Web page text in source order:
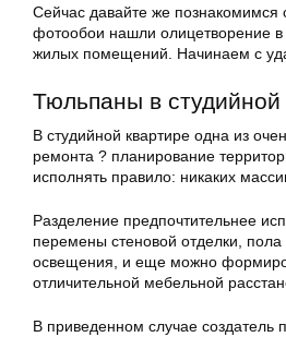
Сейчас давайте же познакомимся
фотообои нашли олицетворение
жилых помещений. Начинаем с
Тюльпаны в студийной
В студийной квартире одна из
ремонта ? планирование
исполнять правило: никаких
Разделение предпочтительнее
перемены стеновой отделки,
освещения, и еще можно
отличительной мебельной
В приведенном случае создатель